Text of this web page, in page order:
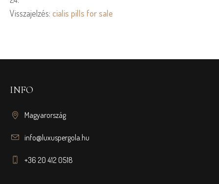
Visszajelzés: cialis pills for sale
INFO
Magyarország
info@luxuspergola.hu
+36 20 412 0518